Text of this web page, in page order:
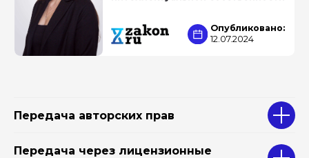
Передача авторских прав
Передача через лицензионные